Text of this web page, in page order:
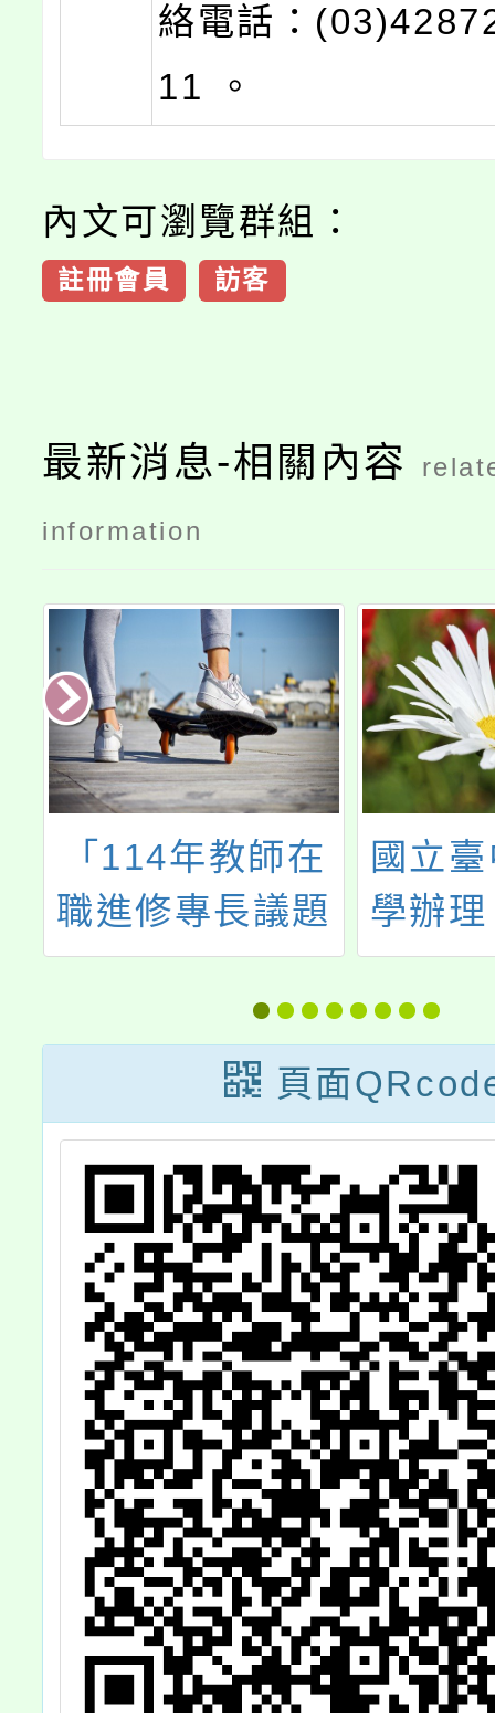
絡電話：
11 。
內文可瀏覽群組：
註冊會員 訪客
最新消息-相關內容
information
「114年教師在
職進修專長議題
增能學分班」暑
期開課相關資訊
國立
學辦
能力
頁面